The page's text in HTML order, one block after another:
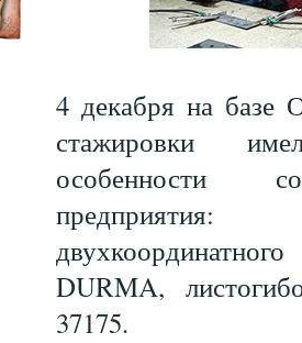
4 декабря на
стажировки
особенности
предприятия:
DURMA,
37175.